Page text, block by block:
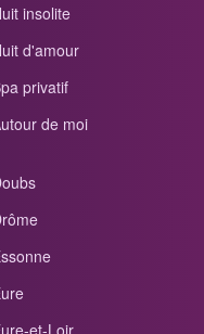
insolite
d'amour
privatif
de moi
et-Loir